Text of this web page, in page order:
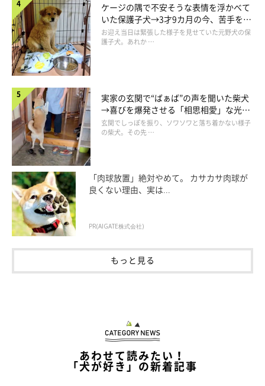
福助が大吉にちょっかいを出すようすもなければ、いつものよう
に狭い隙間にねじ込んでいくそぶりもない。それぞれの場所が入
れ替わったりはするが、大吉と福助の様子がいつもと明らかに違
う。お互いに干渉していないようなのだ。一度だけ、大吉がいる
長いソファに福助が後からのぼったところは見たが、しばらくす
ると大吉がそこからいなくなっていた。
ケージの隅で不安そうな表情を浮かべて
いた保護子犬→3才9カ月の今、苦手を克
服し頼もしいコに成長！
お迎え当日は緊張した様子を見せていた元野犬の保
護子犬。あれか …
実家の玄関で“ばぁば”の声を聞いた柴犬
→喜びを爆発させる「相思相愛」な光景
にほっこり
玄関でしっぽを振り、ソワソワと落ち着かない様子
の柴犬。その先 …
「肉球放置」絶対やめて。 カサカサ肉球が
良くない理由、実は...
PR(AIGATE株式会社)
もっと見る
あわせて読みたい！
「犬が好き」の新着記事